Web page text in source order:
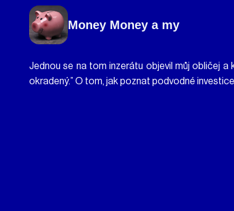
Money Money a my
Jednou se na tom inzerátu objevil můj obličej a
okradený.” O tom, jak poznat podvodné